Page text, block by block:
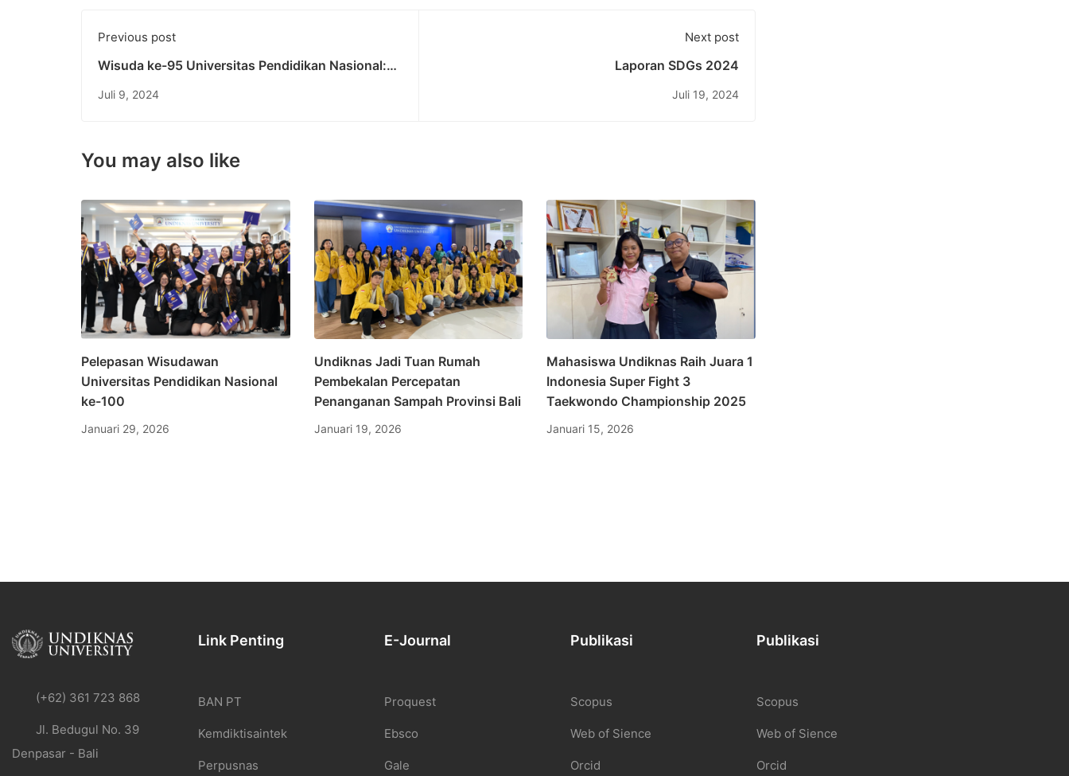
Previous post
Wisuda ke-95 Universitas Pendidikan Nasional:
Melalui Peningkatan Kualitas Pendidikan
Juli 9, 2024
Next post
Laporan SDGs 2024
Juli 19, 2024
You may also like
Pelepasan Wisudawan
Universitas Pendidikan Nasional
ke-100
Januari 29, 2026
Undiknas Jadi Tuan Rumah
Pembekalan Percepatan
Penanganan Sampah Provinsi Bali
Januari 19, 2026
Mahasiswa Undiknas Raih Juara 1
Indonesia Super Fight 3
Taekwondo Championship 2025
Januari 15, 2026
(+62) 361 723 868
Jl. Bedugul No. 39
Denpasar - Bali
Link Penting
BAN PT
Kemdiktisaintek
Perpusnas
E-Journal
Proquest
Ebsco
Gale
Publikasi
Scopus
Web of Sience
Orcid
Publikasi
Scopus
Web of Sience
Orcid